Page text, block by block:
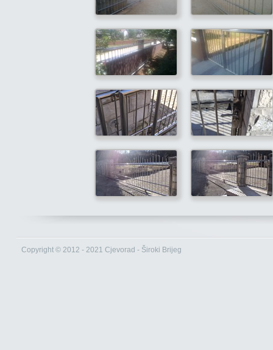
Copyright © 2012 - 2021 Cjevorad - Široki Brijeg